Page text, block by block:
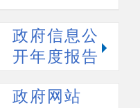
政府信息公
开年度报告
政府网站